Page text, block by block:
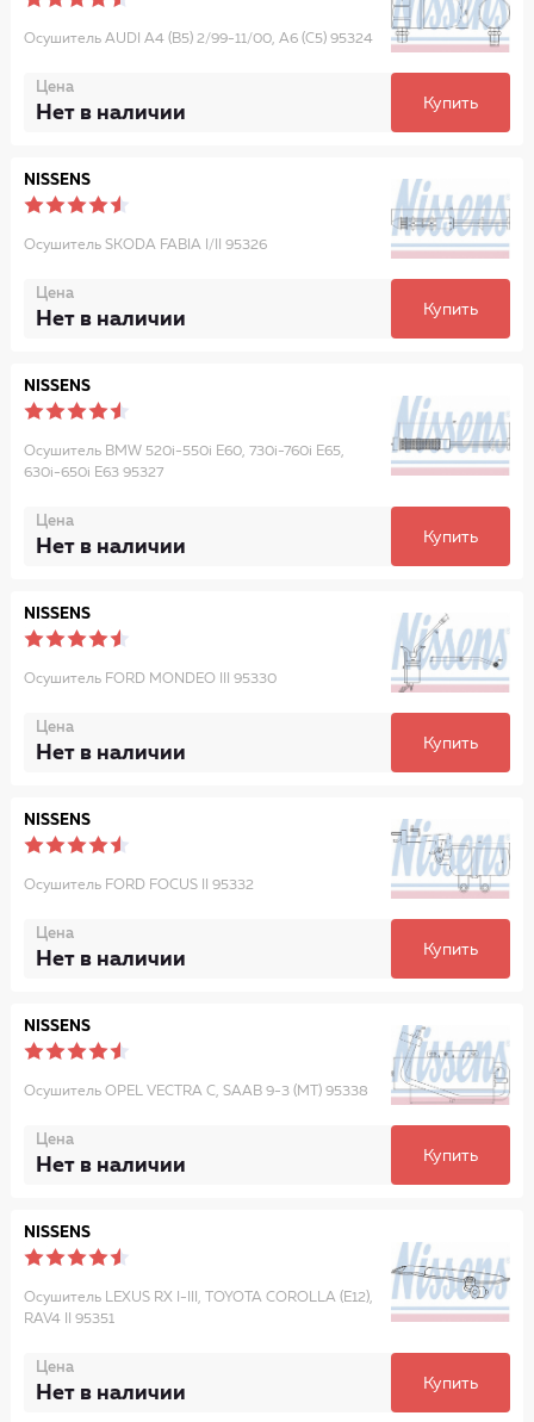
Осушитель AUDI A4 (B5) 2/99-11/00, A6 (C5) 95324
Цена
Нет в наличии Купить
NISSENS
Осушитель SKODA FABIA I/II 95326
Цена
Нет в наличии Купить
NISSENS
Осушитель BMW 520i-550i E60, 730i-760i E65,
630i-650i E63 95327
Цена
Нет в наличии Купить
NISSENS
Осушитель FORD MONDEO III 95330
Цена
Нет в наличии Купить
NISSENS
Осушитель FORD FOCUS II 95332
Цена
Нет в наличии Купить
NISSENS
Осушитель OPEL VECTRA C, SAAB 9-3 (MT) 95338
Цена
Нет в наличии Купить
NISSENS
Осушитель LEXUS RX I-III, TOYOTA COROLLA (E12),
RAV4 II 95351
Цена
Нет в наличии Купить